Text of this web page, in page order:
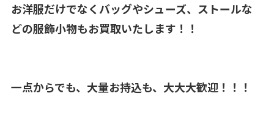
お洋服だけでなくバッグやシューズ、ストールな
どの服飾小物もお買取いたします！！
一点からでも、大量お持込も、大大大歓迎！！！